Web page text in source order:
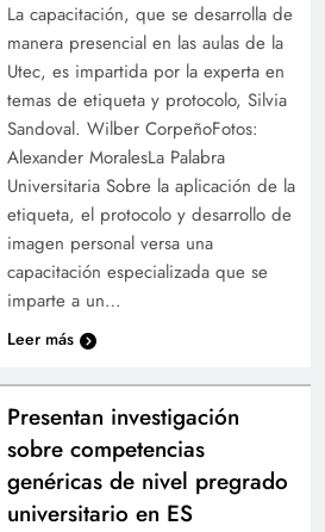
La capacitación, que se desarrolla de
manera presencial en las aulas de la
Utec, es impartida por la experta en
temas de etiqueta y protocolo, Silvia
Sandoval. Wilber CorpeñoFotos:
Alexander MoralesLa Palabra
Universitaria Sobre la aplicación de la
etiqueta, el protocolo y desarrollo de
imagen personal versa una
capacitación especializada que se
imparte a un…
Leer más
Presentan investigación
sobre competencias
genéricas de nivel pregrado
universitario en ES